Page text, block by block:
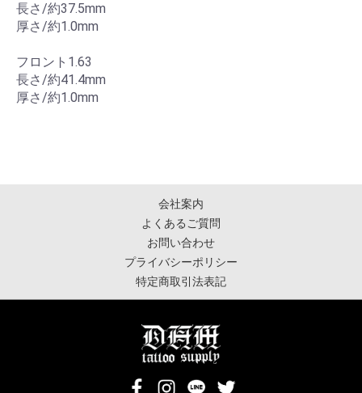
長さ/約37.5mm
厚さ/約1.0mm
フロント1.63
長さ/約41.4mm
厚さ/約1.0mm
会社案内
よくあるご質問
お問い合わせ
プライバシーポリシー
特定商取引法表記